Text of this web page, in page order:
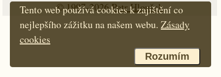
© 1997-2026Petr Hloušek
Tento web používá cookies k zajištění co
nejlepšího zážitku na našem webu. Zásady
cookies
Rozumím